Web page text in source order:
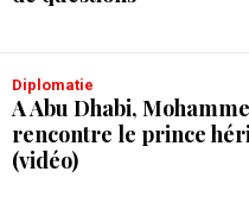
Diplomatie
A Abu Dhabi,
rencontre le prince
(vidéo)